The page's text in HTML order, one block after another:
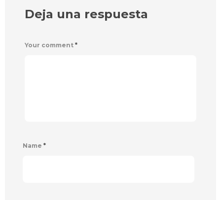
Deja una respuesta
Your comment *
Name *